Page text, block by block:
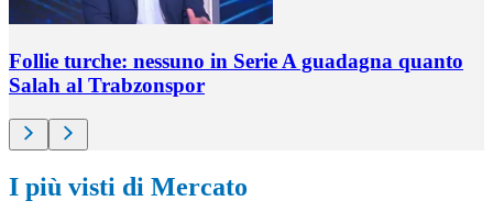
Follie turche: nessuno in Serie A guadagna quanto
Salah al Trabzonspor
I più visti di Mercato